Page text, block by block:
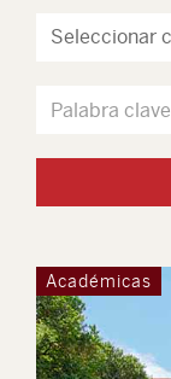
Académicas